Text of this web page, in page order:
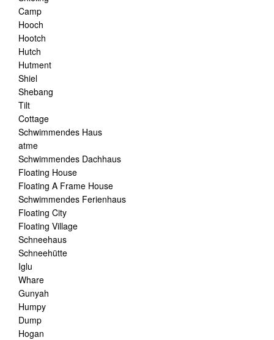
Camp
Hooch
Hootch
Hutch
Hutment
Shiel
Shebang
Tilt
Cottage
Schwimmendes Haus
atme
Schwimmendes Dachhaus
Floating House
Floating A Frame House
Schwimmendes Ferienhaus
Floating City
Floating Village
Schneehaus
Schneehütte
Iglu
Whare
Gunyah
Humpy
Dump
Hogan